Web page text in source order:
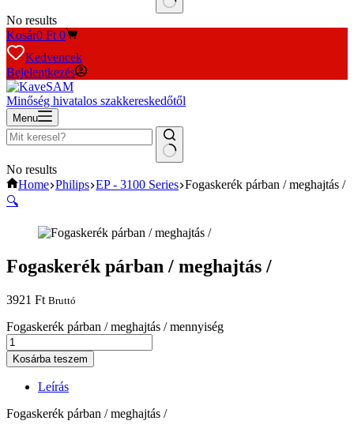
No results
Kosár0 Ft 0
Kedvencek
Bejelentkezés
Minőség hivatalos szakkereskedőtől
Menu
No results
Home Philips EP - 3100 Series Fogaskerék párban / meghajtás /
🔍
Fogaskerék párban / meghajtás /
3921 Ft Bruttó
Fogaskerék párban / meghajtás / mennyiség
Kosárba teszem
Leírás
Fogaskerék párban / meghajtás /